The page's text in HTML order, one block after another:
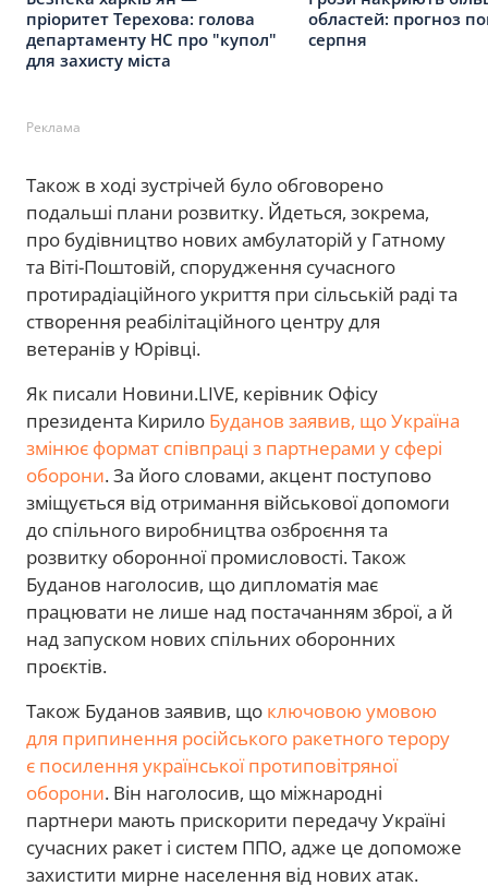
пріоритет Терехова: голова
департаменту НС про "купол"
для захисту міста
областей: прогноз
серпня
Реклама
Також в ході зустрічей було обговорено
подальші плани розвитку. Йдеться, зокрема,
про будівництво нових амбулаторій у Гатному
та Віті-Поштовій, спорудження сучасного
протирадіаційного укриття при сільській раді та
створення реабілітаційного центру для
ветеранів у Юрівці.
Як писали Новини.LIVE, керівник Офісу
президента Кирило Буданов заявив, що Україна
змінює формат співпраці з партнерами у сфері
оборони. За його словами, акцент поступово
зміщується від отримання військової допомоги
до спільного виробництва озброєння та
розвитку оборонної промисловості. Також
Буданов наголосив, що дипломатія має
працювати не лише над постачанням зброї, а й
над запуском нових спільних оборонних
проєктів.
Також Буданов заявив, що ключовою умовою
для припинення російського ракетного терору
є посилення української протиповітряної
оборони. Він наголосив, що міжнародні
партнери мають прискорити передачу Україні
сучасних ракет і систем ППО, адже це допоможе
захистити мирне населення від нових атак.